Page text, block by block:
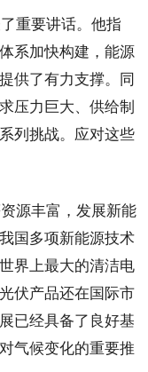
重要讲话。他指
系加快构建，能源
供了有力支撑。同
压力巨大、供给制
列挑战。应对这些
源丰富，发展新能
国多项新能源技术
界上最大的清洁电
伏产品还在国际市
已经具备了良好基
气候变化的重要推